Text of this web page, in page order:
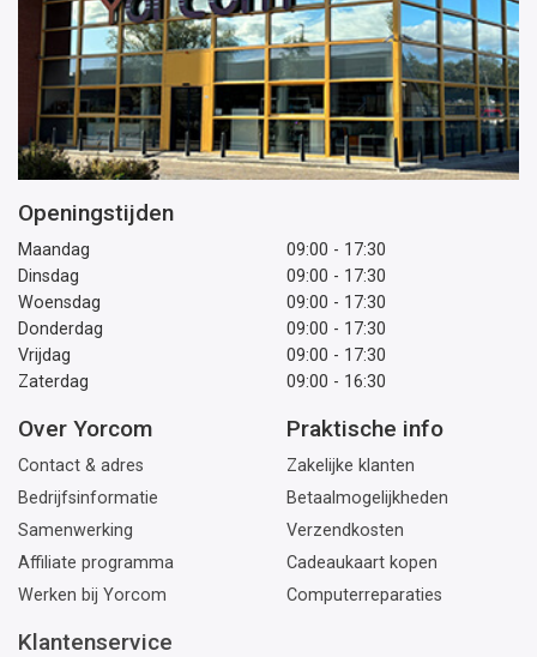
Openingstijden
Maandag
09:00 - 17:30
Dinsdag
09:00 - 17:30
Woensdag
09:00 - 17:30
Donderdag
09:00 - 17:30
Vrijdag
09:00 - 17:30
Zaterdag
09:00 - 16:30
Over Yorcom
Contact & adres
Bedrijfsinformatie
Samenwerking
Affiliate programma
Werken bij Yorcom
Praktische info
Zakelijke klanten
Betaalmogelijkheden
Verzendkosten
Cadeaukaart kopen
Computerreparaties
Klantenservice